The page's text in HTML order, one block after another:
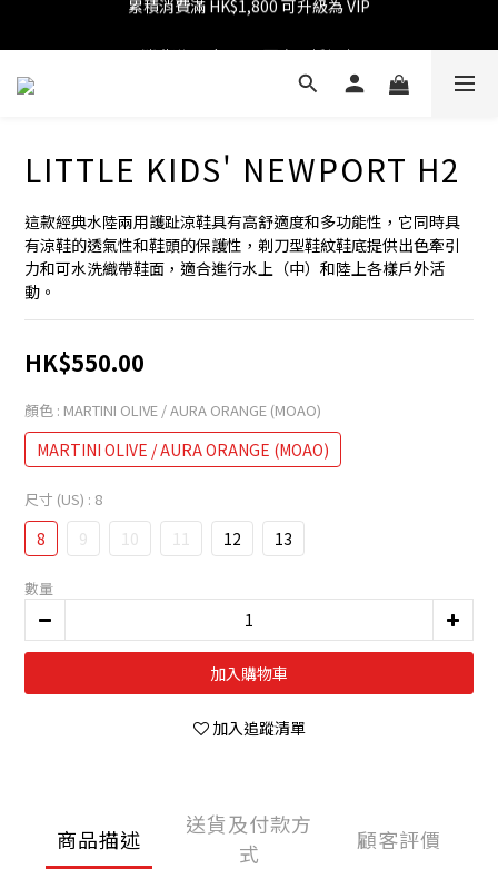
消費滿 HK$1,800 可享 9 折優惠
消費滿 HK$599 免運費
LITTLE KIDS' NEWPORT H2
這款經典水陸兩用護趾涼鞋具有高舒適度和多功能性，它同時具
有涼鞋的透氣性和鞋頭的保護性，剃刀型鞋紋鞋底提供出色牽引
力和可水洗織帶鞋面，適合進行水上（中）和陸上各樣戶外活
動。
HK$550.00
顏色 : MARTINI OLIVE / AURA ORANGE (MOAO)
MARTINI OLIVE / AURA ORANGE (MOAO)
尺寸 (US) : 8
8 9 10 11 12 13
數量
加入購物車
加入追蹤清單
商品描述
送貨及付款方
式
顧客評價